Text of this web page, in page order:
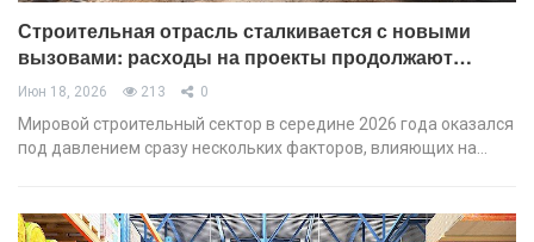
Строительная отрасль сталкивается с новыми
вызовами: расходы на проекты продолжают…
Июн 18, 2026 213 0
Мировой строительный сектор в середине 2026 года оказался
под давлением сразу нескольких факторов, влияющих на…